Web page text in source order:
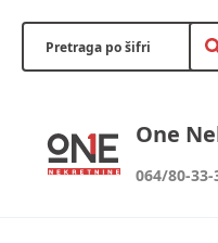
One
064/80-33-